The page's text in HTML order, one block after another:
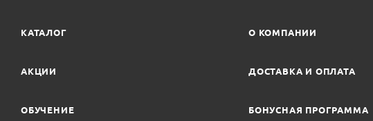
КАТАЛОГ
АКЦИИ
ОБУЧЕНИЕ
О КОМПАНИИ
ДОСТАВКА И ОПЛАТА
БОНУСНАЯ ПРОГРАММА